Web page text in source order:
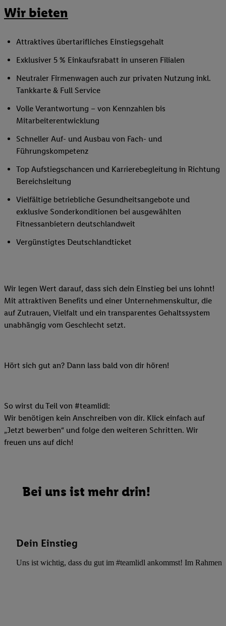
Wir bieten
Attraktives übertarifliches Einstiegsgehalt
Exklusiver 5 % Einkaufsrabatt in unseren Filialen
Neutraler Firmenwagen auch zur privaten Nutzung inkl.
Tankkarte & Full Service
Volle Verantwortung – von Kennzahlen bis
Mitarbeiterentwicklung
Schneller Auf- und Ausbau von Fach- und
Führungskompetenz
Top Aufstiegschancen und Karrierebegleitung in Richtung
Bereichsleitung
Vielfältige betriebliche Gesundheitsangebote und
exklusive Sonderkonditionen bei ausgewählten
Fitnessanbietern deutschlandweit
Vergünstigtes Deutschlandticket
Wir legen Wert darauf, dass sich dein Einstieg bei uns lohnt!
Mit attraktiven Benefits und einer Unternehmenskultur, die
auf Zutrauen, Vielfalt und ein transparentes Gehaltssystem
unabhängig vom Geschlecht setzt.
Hört sich gut an? Dann lass bald von dir hören!
So wirst du Teil von #teamlidl:
Wir benötigen kein Anschreiben von dir. Klick einfach auf
„Jetzt bewerben“ und folge den weiteren Schritten. Wir
freuen uns auf dich!
Bei uns ist mehr drin!
Dein Einstieg
Uns ist wichtig, dass du gut im #teamlidl ankommst! Im Rahmen